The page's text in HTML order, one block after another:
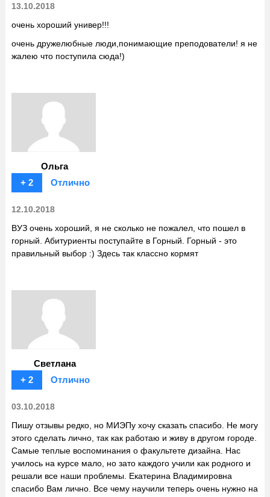
13.10.2018
очень хороший универ!!!
очень дружелюбные люди,понимающие преподователи! я не
жалею что поступила сюда!)
Ольга
+ 2
Отлично
12.10.2018
ВУЗ очень хороший, я не сколько не пожалел, что пошел в
горный. Абитуриенты поступайте в Горный. Горный - это
правильный выбор :) Здесь так классно кормят
Светлана
+ 2
Отлично
03.10.2018
Пишу отзывы редко, но МИЭПу хочу сказать спасибо. Не могу
этого сделать лично, так как работаю и живу в другом городе.
Самые теплые воспоминания о факультете дизайна. Нас
училось на курсе мало, но зато каждого учили как родного и
решали все наши проблемы. Екатерина Владимировна
спасибо Вам лично. Все чему научили теперь очень нужно на